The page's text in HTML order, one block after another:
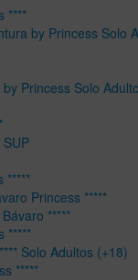
****
by Princess Solo
Princess Solo
*****
Princess *****
*****
*****
Solo Adultos (+18)
*****